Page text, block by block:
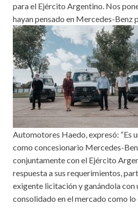
para el Ejército Argentino. Nos
hayan pensado en Mercedes-Benz
Automotores Haedo, expresó: “Es
como concesionario Mercedes-
conjuntamente con el Ejército
respuesta a sus requerimientos,
exigente licitación y ganándola con
consolidado en el mercado como lo